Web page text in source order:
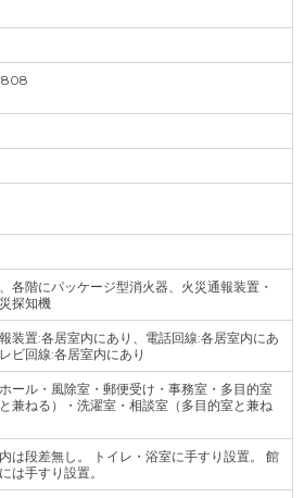
各階にパッケージ型消火器、火災通報装置・
探知機
装置:各居室内にあり、電話回線:各居室内にあ
ビ回線:各居室内にあり
ール・風除室・郵便受け・事務室・多目的室
と兼ねる）・洗濯室・相談室（多目的室と兼ね
は段差無し。 トイレ・浴室に手すり設置。 館
は手すり設置。